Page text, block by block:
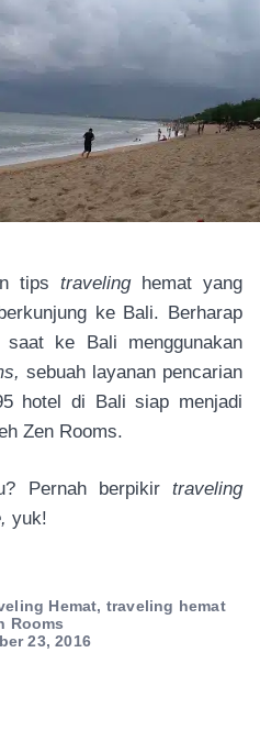
tips traveling hemat yang
ke Bali. Berharap
ke Bali menggunakan
sebuah layanan pencarian
hotel di Bali siap menjadi
Zen Rooms.
Pernah berpikir traveling
yuk!
Hemat, traveling hemat
Rooms
23, 2016